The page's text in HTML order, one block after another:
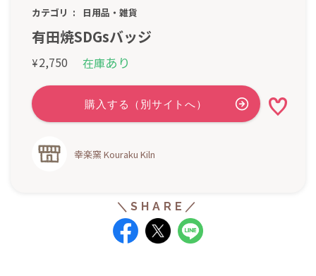
カテゴリ 日用品・雑貨
有田焼SDGsバッジ
¥2,750 在庫あり
幸楽窯 Kouraku Kiln